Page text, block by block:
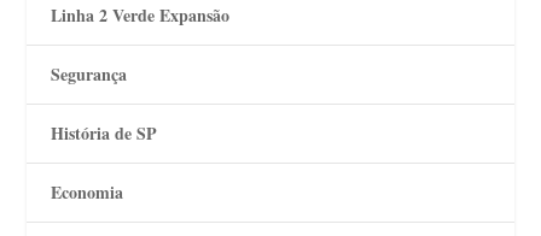
Linha 2 Verde Expansão
Segurança
História de SP
Economia